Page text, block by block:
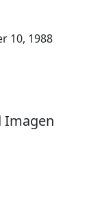
10, 1988
Imagen